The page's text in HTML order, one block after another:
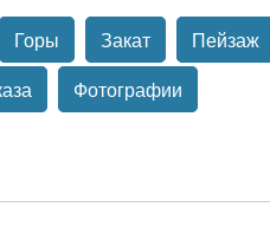
Горы Закат Пейзаж
Фотографии